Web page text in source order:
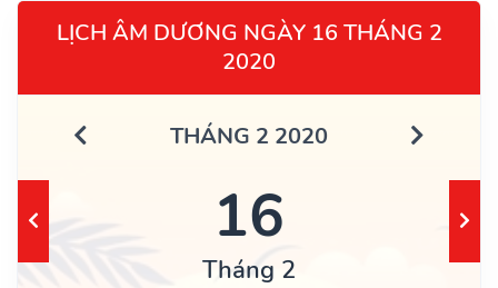
LỊCH ÂM DƯƠNG NGÀY 16 THÁNG 2
2020
THÁNG 2 2020
16
Tháng 2